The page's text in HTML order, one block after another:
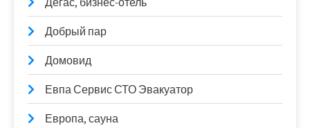
Добрый пар
Домовид
Евпа Сервис СТО Эвакуатор
Европа, сауна